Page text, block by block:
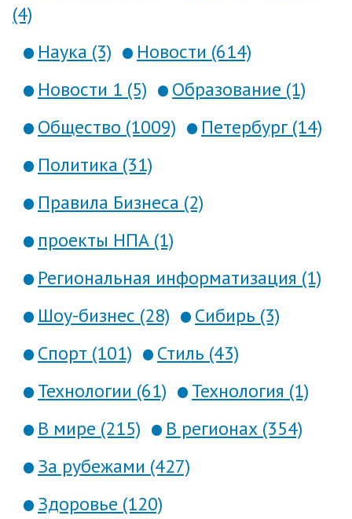
(4)
Наука (3)
Новости (614)
Новости 1 (5)
Образование (1)
Общество (1009)
Петербург (14)
Политика (31)
Правила Бизнеса (2)
проекты НПА (1)
Региональная информатизация (1)
Шоу-бизнес (28)
Сибирь (3)
Спорт (101)
Стиль (43)
Технологии (61)
Технология (1)
В мире (215)
В регионах (354)
За рубежами (427)
Здоровье (120)